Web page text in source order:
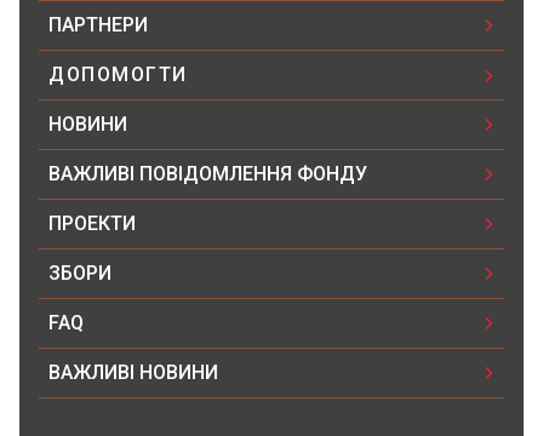
ПАРТНЕРИ
ДОПОМОГТИ
НОВИНИ
ВАЖЛИВІ ПОВІДОМЛЕННЯ ФОНДУ
ПРОЕКТИ
ЗБОРИ
FAQ
ВАЖЛИВІ НОВИНИ